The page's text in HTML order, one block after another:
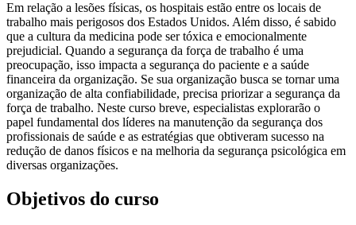
Em relação a lesões físicas, os hospitais estão entre os locais de
trabalho mais perigosos dos Estados Unidos. Além disso, é sabido
que a cultura da medicina pode ser tóxica e emocionalmente
prejudicial. Quando a segurança da força de trabalho é uma
preocupação, isso impacta a segurança do paciente e a saúde
financeira da organização. Se sua organização busca se tornar uma
organização de alta confiabilidade, precisa priorizar a segurança da
força de trabalho. Neste curso breve, especialistas explorarão o
papel fundamental dos líderes na manutenção da segurança dos
profissionais de saúde e as estratégias que obtiveram sucesso na
redução de danos físicos e na melhoria da segurança psicológica em
diversas organizações.
Objetivos do curso